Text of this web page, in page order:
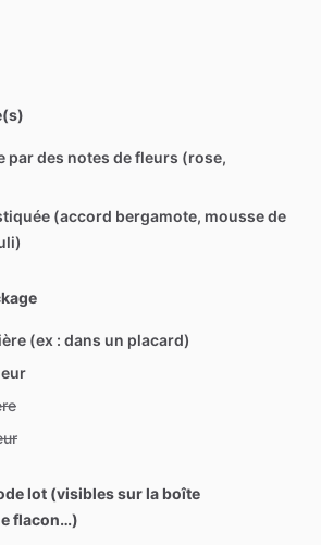
par des notes de fleurs (rose,
(accord bergamote, mousse de
(ex : dans un placard)
lot (visibles sur la boîte
flacon…)